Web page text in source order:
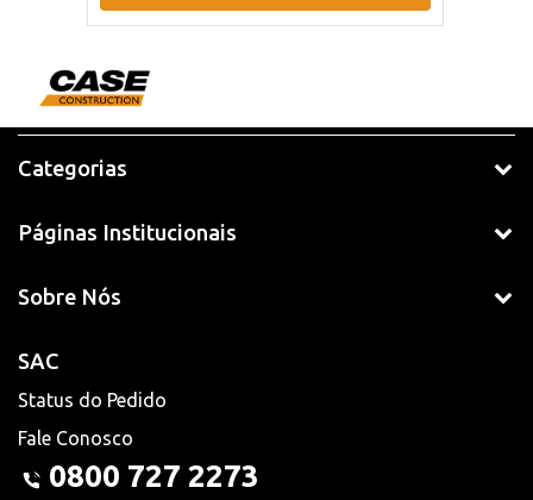
Categorias
Páginas Institucionais
Sobre Nós
SAC
Status do Pedido
Fale Conosco
0800 727 2273